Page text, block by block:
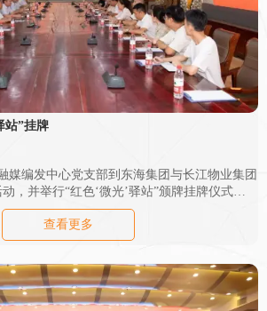
站”挂牌
媒编发中心党支部到东海集团与长江物业集团
，并举行“红色‘微光’驿站”颁牌挂牌仪式。
纪委书记田洋，德州日报社融媒编发中心党支
东海集团党委书记苏振水，长江物业集团党支
参加活动。
查看更多